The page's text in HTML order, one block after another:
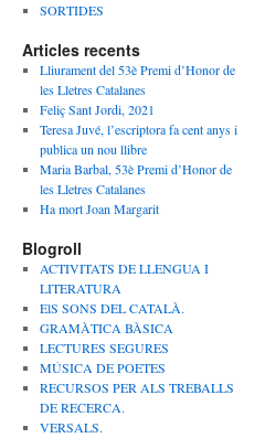
SORTIDES
Articles recents
Lliurament del 53è Premi d’Honor de
les Lletres Catalanes
Feliç Sant Jordi, 2021
Teresa Juvé, l’escriptora fa cent anys i
publica un nou llibre
Maria Barbal, 53è Premi d’Honor de
les Lletres Catalanes
Ha mort Joan Margarit
Blogroll
ACTIVITATS DE LLENGUA I
LITERATURA
ElS SONS DEL CATALÀ.
GRAMÀTICA BÀSICA
LECTURES SEGURES
MÚSICA DE POETES
RECURSOS PER ALS TREBALLS
DE RECERCA.
VERSALS.